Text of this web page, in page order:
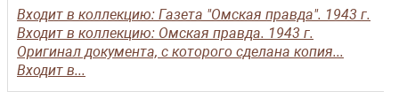
Входит в коллекцию: Газета "Омская правда". 1943 г.
Входит в коллекцию: Омская правда. 1943 г.
Оригинал документа, с которого сделана копия...
Входит в...